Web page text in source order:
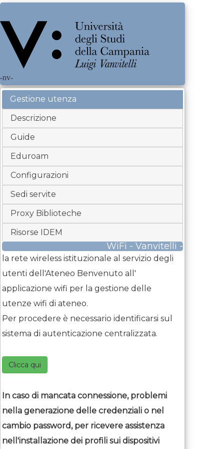
-nv-
Gestione utenza
Descrizione
Guide
Eduroam
Configurazioni
Sedi servite
Proxy Biblioteche
Risorse IDEM
WiFi - Vanvitelli -
la rete wireless istituzionale al servizio degli
utenti dell'Ateneo Benvenuto all'
applicazione wifi per la gestione delle
utenze wifi di ateneo.
Per procedere è necessario identificarsi sul
sistema di autenticazione centralizzata.
Clicca qui
In caso di mancata connessione, problemi
nella generazione delle credenziali o nel
cambio password, per ricevere assistenza
nell'installazione dei profili sui dispositivi